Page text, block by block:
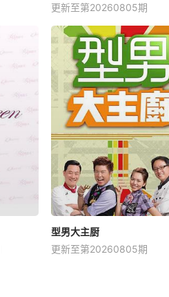
更新至第20260805期
型男大主厨
更新至第20260805期